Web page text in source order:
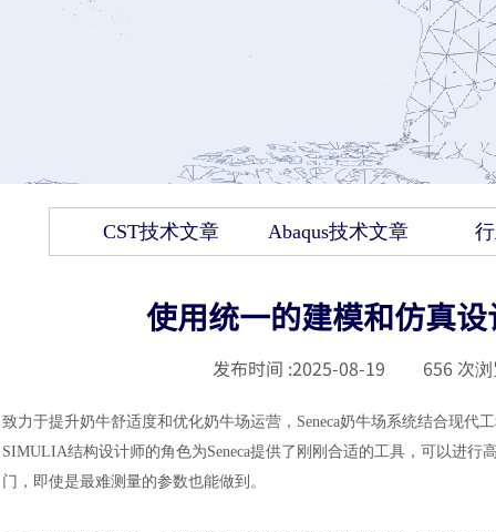
CST技术文章 Abaqus技术文章
使用统一的建模和仿真
发布时间 :2025-08-19 656 次
致力于提升奶牛舒适度和优化奶牛场运营， Seneca奶牛场系统结合现代
SIMULIA结构设计师的角色为Seneca提供了刚刚合适的工具，可以进
门，即使是最难测量的参数也能做到。